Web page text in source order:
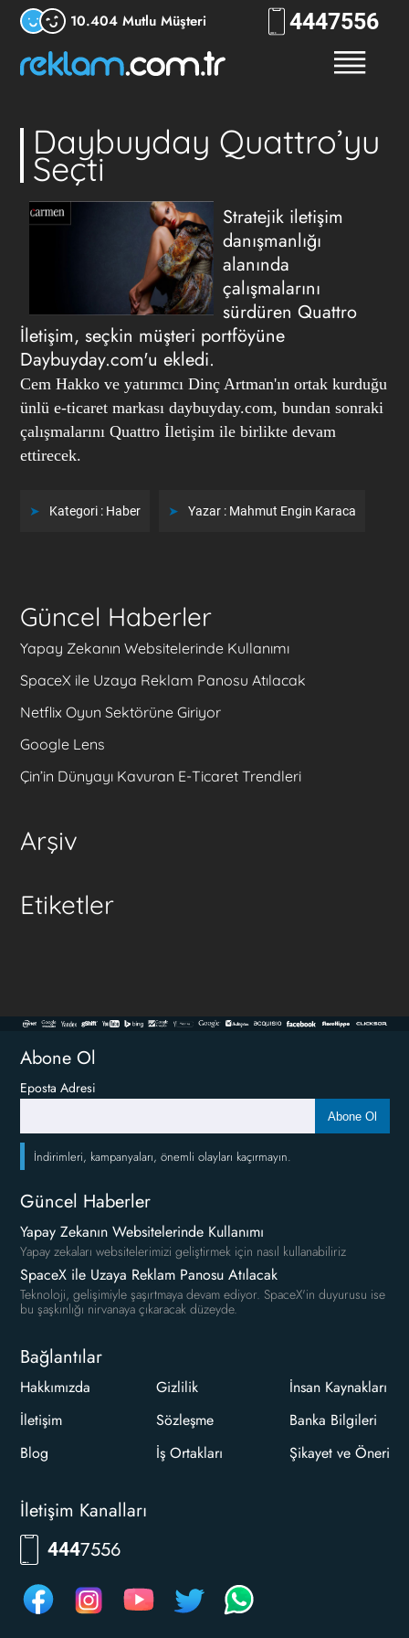
10.404 Mutlu Müşteri 4447556
Daybuyday Quattro’yu
Seçti
Stratejik iletişim
danışmanlığı
alanında
çalışmalarını
sürdüren Quattro
İletişim, seçkin müşteri portföyüne
Daybuyday.com'u ekledi.
Cem Hakko ve yatırımcı Dinç Artman'ın ortak kurduğu
ünlü e-ticaret markası daybuyday.com, bundan sonraki
çalışmalarını Quattro İletişim ile birlikte devam
ettirecek.
Kategori : Haber Yazar : Mahmut Engin Karaca
Güncel Haberler
Yapay Zekanın Websitelerinde Kullanımı
SpaceX ile Uzaya Reklam Panosu Atılacak
Netflix Oyun Sektörüne Giriyor
Google Lens
Çin’in Dünyayı Kavuran E-Ticaret Trendleri
Arşiv
Etiketler
Abone Ol
Eposta Adresi
Abone Ol
İndirimleri, kampanyaları, önemli olayları kaçırmayın.
Güncel Haberler
Yapay Zekanın Websitelerinde Kullanımı
Yapay zekaları websitelerimizi geliştirmek için nasıl kullanabiliriz
SpaceX ile Uzaya Reklam Panosu Atılacak
Teknoloji, gelişimiyle şaşırtmaya devam ediyor. SpaceX'in duyurusu ise
bu şaşkınlığı nirvanaya çıkaracak düzeyde.
Bağlantılar
Hakkımızda
İletişim
Blog
Gizlilik
Sözleşme
İş Ortakları
İnsan Kaynakları
Banka Bilgileri
Şikayet ve Öneri
İletişim Kanalları
4447556